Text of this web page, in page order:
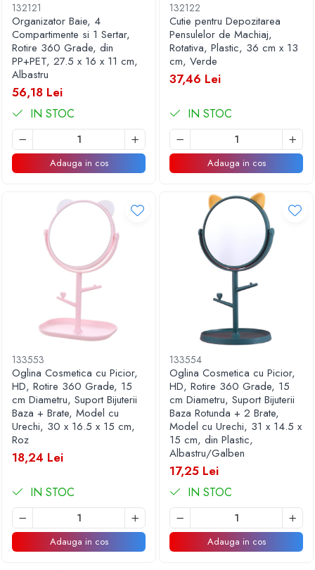
132121
Organizator Baie, 4
Compartimente si 1 Sertar,
Rotire 360 Grade, din
PP+PET, 27.5 x 16 x 11 cm,
Albastru
56,18 Lei
IN STOC
Adauga in cos
132122
Cutie pentru Depozitarea
Pensulelor de Machiaj,
Rotativa, Plastic, 36 cm x 13
cm, Verde
37,46 Lei
IN STOC
Adauga in cos
133553
Oglina Cosmetica cu Picior,
HD, Rotire 360 Grade, 15
cm Diametru, Suport Bijuterii
Baza + Brate, Model cu
Urechi, 30 x 16.5 x 15 cm,
Roz
18,24 Lei
IN STOC
Adauga in cos
133554
Oglina Cosmetica cu Picior,
HD, Rotire 360 Grade, 15
cm Diametru, Suport Bijuterii
Baza Rotunda + 2 Brate,
Model cu Urechi, 31 x 14.5 x
15 cm, din Plastic,
Albastru/Galben
17,25 Lei
IN STOC
Adauga in cos